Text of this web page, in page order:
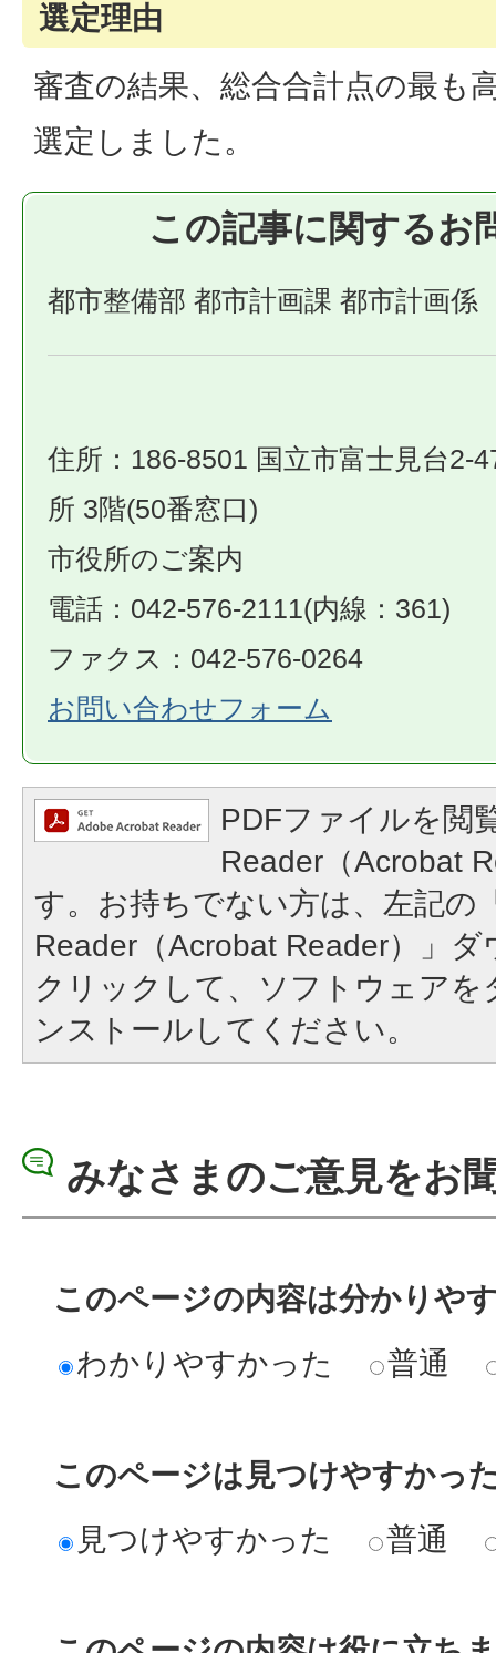
選定理由
審査の結果、総合合計点の最も
選定しました。
この記事に関するお
都市整備部 都市計画課 都市計画係
住所：186-8501 国立市富士見台2-
所 3階(50番窓口)
市役所のご案内
電話：042-576-2111(内線：361)
ファクス：042-576-0264
お問い合わせフォーム
PDFファイルを閲
Reader（Acrobat
す。お持ちでない方は、左記の
Reader（Acrobat Reader）」
クリックして、ソフトウェア
ンストールしてください。
みなさまのご意見をお
このページの内容は分かりや
わかりやすかった
普通
このページは見つけやすかっ
見つけやすかった
普通